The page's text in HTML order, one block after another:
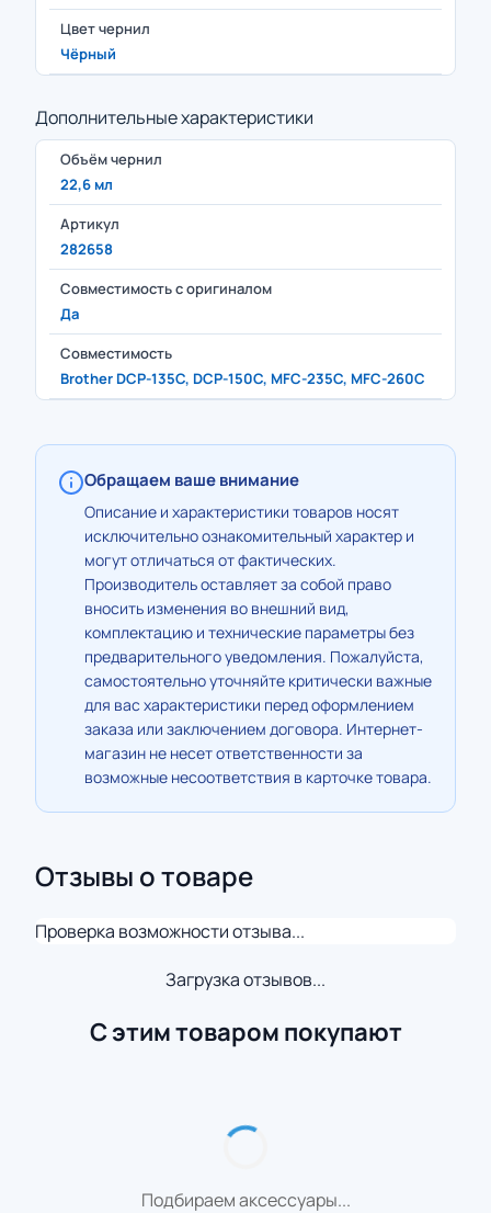
Цвет чернил
Чёрный
Дополнительные характеристики
Объём чернил
22,6 мл
Артикул
282658
Совместимость с оригиналом
Да
Совместимость
Brother DCP-135C, DCP-150C, MFC-235C, MFC-260C
Обращаем ваше внимание
Описание и характеристики товаров носят
исключительно ознакомительный характер и
могут отличаться от фактических.
Производитель оставляет за собой право
вносить изменения во внешний вид,
комплектацию и технические параметры без
предварительного уведомления. Пожалуйста,
самостоятельно уточняйте критически важные
для вас характеристики перед оформлением
заказа или заключением договора. Интернет-
магазин не несет ответственности за
возможные несоответствия в карточке товара.
Отзывы о товаре
Проверка возможности отзыва...
Загрузка отзывов...
С этим товаром покупают
Подбираем аксессуары...